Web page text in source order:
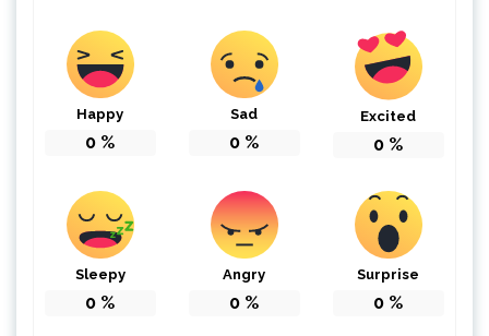
Happy
0 %
Sad
0 %
Excited
0 %
Sleepy
0 %
Angry
0 %
Surprise
0 %